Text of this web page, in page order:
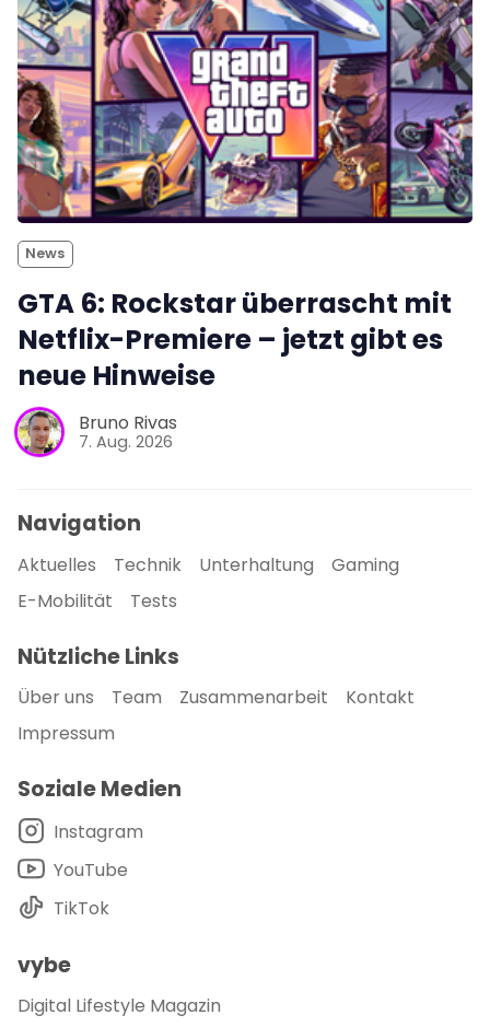
News
GTA 6: Rockstar überrascht mit
Netflix-Premiere – jetzt gibt es
neue Hinweise
Bruno Rivas
7. Aug. 2026
Navigation
Aktuelles Technik Unterhaltung
Gaming
E-Mobilität
Tests
Nützliche Links
Über uns Team Zusammenarbeit
Kontakt
Impressum
Soziale Medien
Instagram
YouTube
TikTok
vybe
Digital Lifestyle Magazin